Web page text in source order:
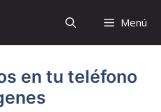
Menú
en tu teléfono